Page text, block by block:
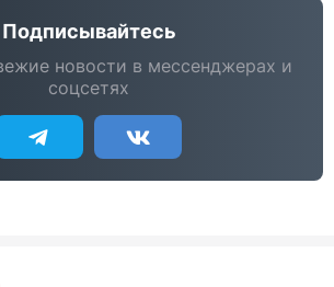
Подписывайтесь
новости в мессенджерах и
соцсетях